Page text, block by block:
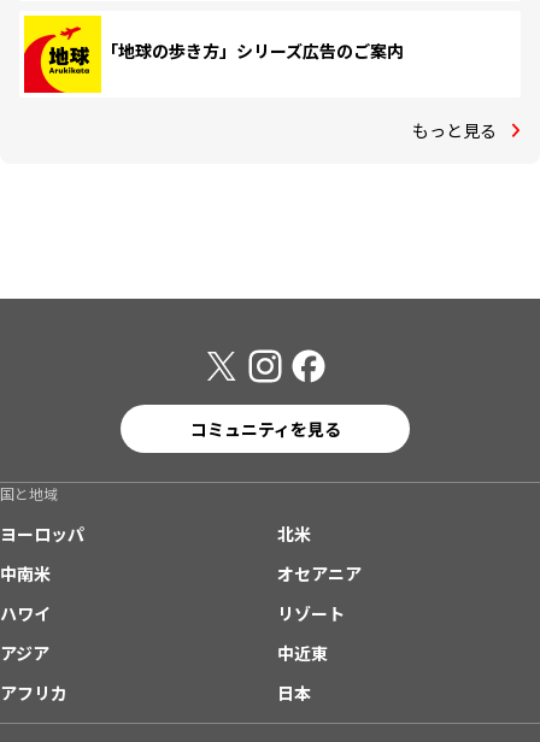
「地球の歩き方」シリーズ広告のご案内
もっと見る
コミュニティを見る
国と地域
ヨーロッパ
北米
中南米
オセアニア
ハワイ
リゾート
アジア
中近東
アフリカ
日本